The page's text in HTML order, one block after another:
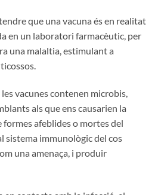
que una vacuna és en realitat
en un laboratori farmacèutic, per
una malaltia, estimulant a
vacunes contenen microbis,
als que ens causarien la
afeblides o mortes del
sistema immunològic del cos
una amenaça, i produir